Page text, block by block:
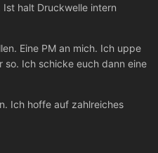
halt Druckwelle intern
Eine PM an mich. Ich uppe
Ich schicke euch dann eine
Ich hoffe auf zahlreiches